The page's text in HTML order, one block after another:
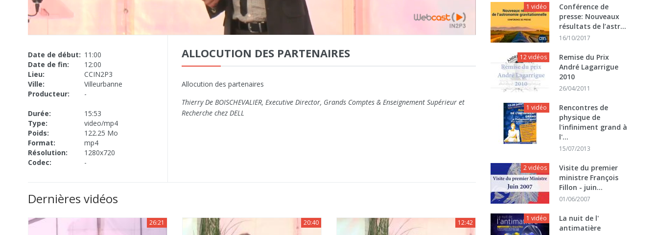
Date de début: 11:00
Date de fin:
12:00
Lieu:
CCIN2P3
Ville:
Villeurbanne
Producteur:
-
Durée:
15:53
Type:
video/mp4
Poids:
122.25 Mo
Format:
mp4
Résolution:
1280x720
Codec:
-
ALLOCUTION DES PARTENAIRES
Allocution des partenaires
Thierry De BOISCHEVALIER, Executive Director, Grands Comptes & Enseignement Supérieur et
Recherche chez DELL
Dernières vidéos
26:21 20:40 12:42
1 vidéo
Conférence de
presse: Nouveaux
résultats de l’astr...
16/10/2017
12 vidéos
Remise du Prix
André Lagarrigue
2010
26/04/2011
1 vidéo
Rencontres de
physique de
l'infiniment grand à
l'...
15/07/2013
2 vidéos
Visite du premier
ministre François
Fillon - juin...
01/06/2007
1 vidéo
La nuit de l'
antimatière